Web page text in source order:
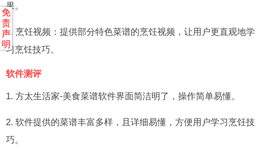
果。
4. 烹饪视频：提供部分特色菜谱的烹饪视频，让用户更直观地学
习烹饪技巧。
软件测评
1. 方太生活家-美食菜谱软件界面简洁明了，操作简单易懂。
2. 软件提供的菜谱丰富多样，且详细易懂，方便用户学习烹饪技
巧。
免
责
声
明